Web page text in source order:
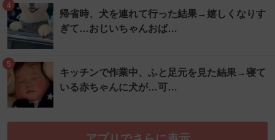
4
帰省時、犬を連れて行った結果→嬉しくなりす
ぎて…おじいちゃんおば…
5
キッチンで作業中、ふと足元を見た結果→寝て
いる赤ちゃんに犬が…可…